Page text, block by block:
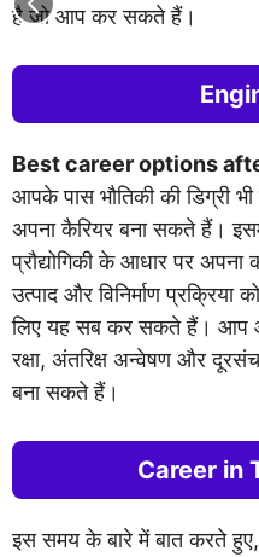
है जो आप कर सकते हैं।
Best career options
आपके पास भौतिकी की डिग्री
अपना कैरियर बना सकते हैं।
प्रौद्योगिकी के आधार पर
उत्पाद और विनिर्माण
लिए यह सब कर सकते हैं। आप
रक्षा, अंतरिक्ष अन्वेषण और
बना सकते हैं।
Career in
इस समय के बारे में बात करते हुए,